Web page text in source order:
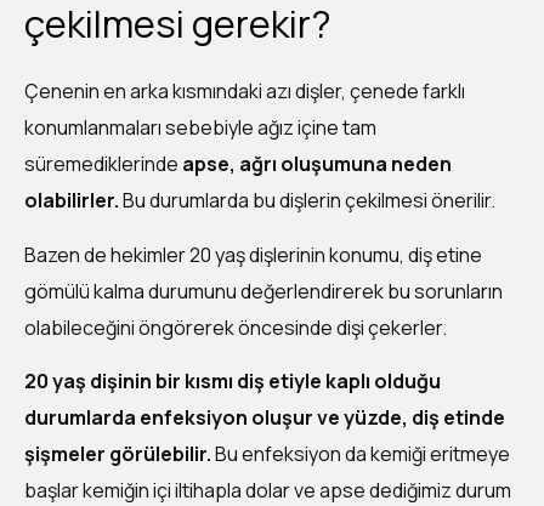
çekilmesi gerekir?
Çenenin en arka kısmındaki azı dişler, çenede farklı
konumlanmaları sebebiyle ağız içine tam
süremediklerinde apse, ağrı oluşumuna neden
olabilirler.Bu durumlarda bu dişlerin çekilmesi önerilir.
Bazen de hekimler 20 yaş dişlerinin konumu, diş etine
gömülü kalma durumunu değerlendirerek bu sorunların
olabileceğini öngörerek öncesinde dişi çekerler.
20 yaş dişinin bir kısmı diş etiyle kaplı olduğu
durumlarda enfeksiyon oluşur ve yüzde, diş etinde
şişmeler görülebilir.Bu enfeksiyon da kemiği eritmeye
başlar kemiğin içi iltihapla dolar ve apse dediğimiz durum